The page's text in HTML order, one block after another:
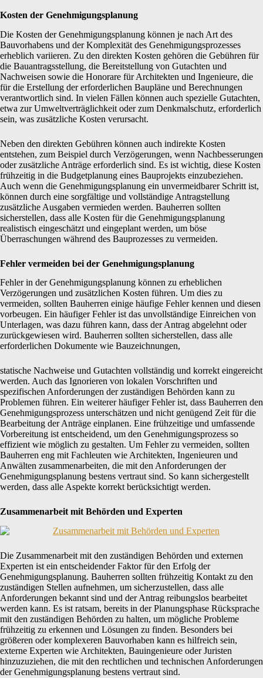
Kosten der Genehmigungsplanung
Die Kosten der Genehmigungsplanung können je nach Art des
Bauvorhabens und der Komplexität des Genehmigungsprozesses
erheblich variieren. Zu den direkten Kosten gehören die Gebühren für
die Bauantragsstellung, die Bereitstellung von Gutachten und
Nachweisen sowie die Honorare für Architekten und Ingenieure, die
für die Erstellung der erforderlichen Baupläne und Berechnungen
verantwortlich sind. In vielen Fällen können auch spezielle Gutachten,
etwa zur Umweltverträglichkeit oder zum Denkmalschutz, erforderlich
sein, was zusätzliche Kosten verursacht.
Neben den direkten Gebühren können auch indirekte Kosten
entstehen, zum Beispiel durch Verzögerungen, wenn Nachbesserungen
oder zusätzliche Anträge erforderlich sind. Es ist wichtig, diese Kosten
frühzeitig in die Budgetplanung eines Bauprojekts einzubeziehen.
Auch wenn die Genehmigungsplanung ein unvermeidbarer Schritt ist,
können durch eine sorgfältige und vollständige Antragstellung
zusätzliche Ausgaben vermieden werden. Bauherren sollten
sicherstellen, dass alle Kosten für die Genehmigungsplanung
realistisch eingeschätzt und eingeplant werden, um böse
Überraschungen während des Bauprozesses zu vermeiden.
Fehler vermeiden bei der Genehmigungsplanung
Fehler in der Genehmigungsplanung können zu erheblichen
Verzögerungen und zusätzlichen Kosten führen. Um dies zu
vermeiden, sollten Bauherren einige häufige Fehler kennen und diesen
vorbeugen. Ein häufiger Fehler ist das unvollständige Einreichen von
Unterlagen, was dazu führen kann, dass der Antrag abgelehnt oder
zurückgewiesen wird. Bauherren sollten sicherstellen, dass alle
erforderlichen Dokumente wie Bauzeichnungen,
statische Nachweise und Gutachten vollständig und korrekt eingereicht
werden. Auch das Ignorieren von lokalen Vorschriften und
spezifischen Anforderungen der zuständigen Behörden kann zu
Problemen führen. Ein weiterer häufiger Fehler ist, dass Bauherren den
Genehmigungsprozess unterschätzen und nicht genügend Zeit für die
Bearbeitung der Anträge einplanen. Eine frühzeitige und umfassende
Vorbereitung ist entscheidend, um den Genehmigungsprozess so
effizient wie möglich zu gestalten. Um Fehler zu vermeiden, sollten
Bauherren eng mit Fachleuten wie Architekten, Ingenieuren und
Anwälten zusammenarbeiten, die mit den Anforderungen der
Genehmigungsplanung bestens vertraut sind. So kann sichergestellt
werden, dass alle Aspekte korrekt berücksichtigt werden.
Zusammenarbeit mit Behörden und Experten
Die Zusammenarbeit mit den zuständigen Behörden und externen
Experten ist ein entscheidender Faktor für den Erfolg der
Genehmigungsplanung. Bauherren sollten frühzeitig Kontakt zu den
zuständigen Stellen aufnehmen, um sicherzustellen, dass alle
Anforderungen bekannt sind und der Antrag reibungslos bearbeitet
werden kann. Es ist ratsam, bereits in der Planungsphase Rücksprache
mit den zuständigen Behörden zu halten, um mögliche Probleme
frühzeitig zu erkennen und Lösungen zu finden. Besonders bei
größeren oder komplexeren Bauvorhaben kann es hilfreich sein,
externe Experten wie Architekten, Bauingenieure oder Juristen
hinzuzuziehen, die mit den rechtlichen und technischen Anforderungen
der Genehmigungsplanung bestens vertraut sind.